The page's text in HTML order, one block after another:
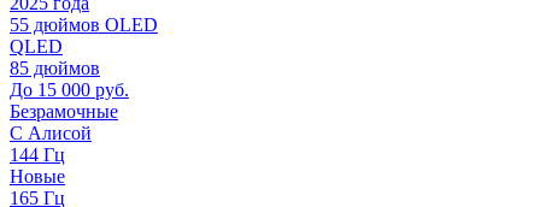
55 дюймов OLED
QLED
85 дюймов
До 15 000 руб.
Безрамочные
С Алисой
144 Гц
Новые
165 Гц